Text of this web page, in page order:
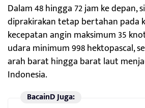
Dalam 48 hingga 72 jam ke depan,
diprakirakan tetap bertahan pada
kecepatan angin maksimum 35
udara minimum 998 hektopascal,
arah barat hingga barat laut
Indonesia.
BacainD Juga: